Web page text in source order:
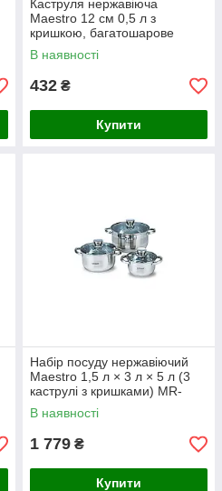
Каструля нержавіюча
Maestro 12 см 0,5 л з
кришкою, багатошарове
капсульне термоакумулююче
дно MR-3508-12
В наявності
432 ₴
Купити
Набір посуду нержавіючий
Maestro 1,5 л × 3 л × 5 л (3
каструлі з кришками) MR-
2220-6L
В наявності
1 779 ₴
Купити